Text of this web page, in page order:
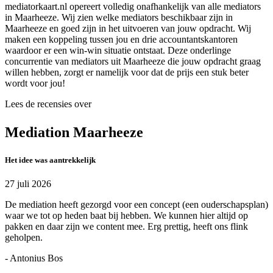
mediatorkaart.nl opereert volledig onafhankelijk van alle mediators
in Maarheeze. Wij zien welke mediators beschikbaar zijn in
Maarheeze en goed zijn in het uitvoeren van jouw opdracht. Wij
maken een koppeling tussen jou en drie accountantskantoren
waardoor er een win-win situatie ontstaat. Deze onderlinge
concurrentie van mediators uit Maarheeze die jouw opdracht graag
willen hebben, zorgt er namelijk voor dat de prijs een stuk beter
wordt voor jou!
Lees de recensies over
Mediation Maarheeze
Het idee was aantrekkelijk
27 juli 2026
De mediation heeft gezorgd voor een concept (een ouderschapsplan)
waar we tot op heden baat bij hebben. We kunnen hier altijd op
pakken en daar zijn we content mee. Erg prettig, heeft ons flink
geholpen.
- Antonius Bos